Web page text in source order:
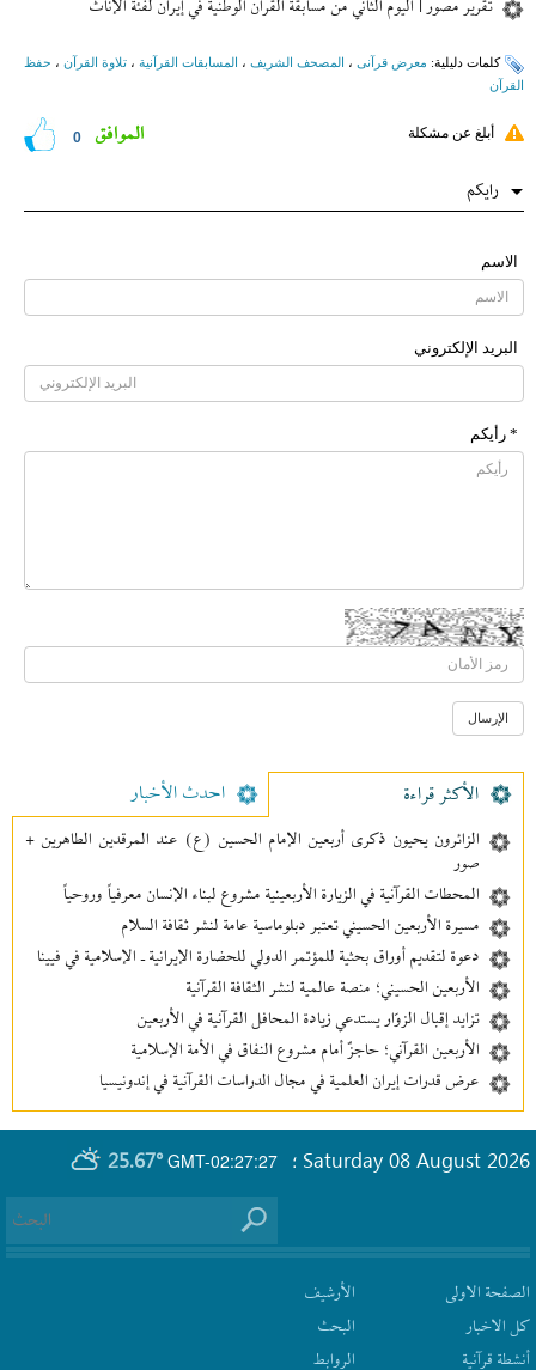
تقرير مصور | اليوم الثاني من مسابقة القرآن الوطنية في إیران لفئة الإناث
کلمات دلیلیة: معرض قرآنی ، المصحف الشریف ، المسابقات القرآنیة ، تلاوة القرآن ، حفظ
القرآن
أبلغ عن مشكلة 0 الموافق
رایکم
الاسم
البرید الإلکتروني
* رأیکم
الأکثر قراءة احدث الأخبار
الزائرون يحيون ذكرى أربعين الإمام الحسين (ع) عند المرقدين الطاهرين +
صور
المحطات القرآنية في الزيارة الأربعينية مشروع لبناء الإنسان معرفیاً وروحياً
مسيرة الأربعين الحسيني تعتبر دبلوماسية عامة لنشر ثقافة السلام
دعوة لتقديم أوراق بحثية للمؤتمر الدولي للحضارة الإيرانية ـ الإسلامية في فيينا
الأربعين الحسيني؛ منصة عالمية لنشر الثقافة القرآنية
تزايد إقبال الزوّار يستدعي زيادة المحافل القرآنية في الأربعين
الأربعين القرآني؛ حاجزٌ أمام مشروع النفاق في الأمة الإسلامية
عرض قدرات إيران العلمية في مجال الدراسات القرآنية في إندونيسيا
GMT-02:27:27
25.67° Saturday 08 August 2026 ؛
الصفحة الاولى
كل الاخبار
أنشطة قرآنیة
الأرشیف
البحث
الروابط